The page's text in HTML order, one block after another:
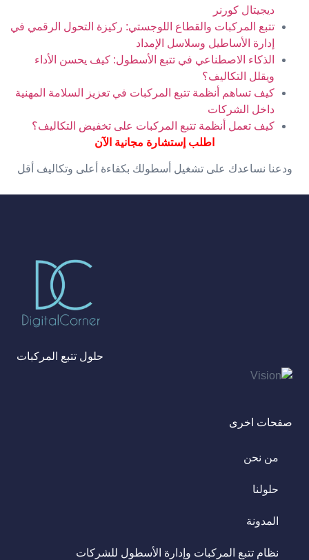
ديجيتال كورنر
تتبع المركبات والقطاع اللوجستي: ركيزة التحول الرقمي في
إدارة الأساطيل وسلاسل الإمداد
الذكاء الاصطناعي في تتبع الأسطول: كيف يحسن الأداء
ويقلل التكاليف؟
كيف تساهم أنظمة تتبع المركبات في تعزيز السلامة المهنية
داخل الشركات
كيف تعمل أنظمة تتبع المركبات على تخفيض التكاليف؟
اطلب إستشارة مجانية الآن
ودعنا نساعدك على تشغيل أسطولك بكفاءة أعلى وتكاليف أقل
حلول تتبع المركبات
صفحات اخرى
من نحن
حلولنا
المدونة
نظام تتبع المركبات وإدارة الأسطول للشركات